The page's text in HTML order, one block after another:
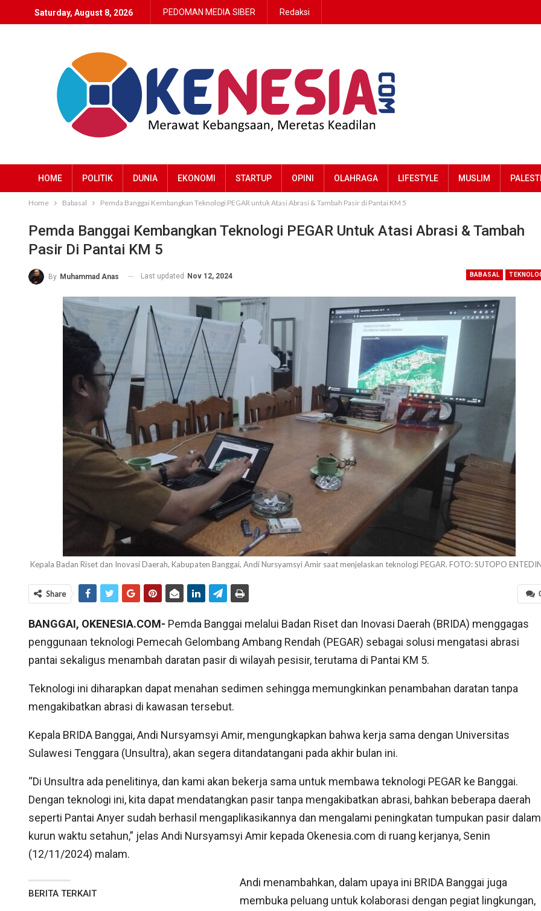
Saturday, August 8, 2026 PEDOMAN MEDIA SIBER Redaksi
HOME POLITIK DUNIA EKONOMI STARTUP OPINI OLAHRAGA LIFESTYLE MUSLIM
Home Babasal Pemda Banggai Kembangkan Teknologi PEGAR untuk Atasi Abrasi & Tambah Pasir di Pantai KM 5
Pemda Banggai Kembangkan Teknologi PEGAR Untuk Atasi Abrasi & Tambah
Pasir Di Pantai KM 5
BABASAL
By Muhammad Anas Last updated Nov 12, 2024
Kepala Badan Riset dan Inovasi Daerah, Kabupaten Banggai, Andi Nursyamsyi Amir saat menjelaskan teknologi PEGAR. FOTO: SUTOPO
Share
BANGGAI, OKENESIA.COM- Pemda Banggai melalui Badan Riset dan Inovasi Daerah (BRIDA) menggagas
penggunaan teknologi Pemecah Gelombang Ambang Rendah (PEGAR) sebagai solusi mengatasi abrasi
pantai sekaligus menambah daratan pasir di wilayah pesisir, terutama di Pantai KM 5.
Teknologi ini diharapkan dapat menahan sedimen sehingga memungkinkan penambahan daratan tanpa
mengakibatkan abrasi di kawasan tersebut.
Kepala BRIDA Banggai, Andi Nursyamsyi Amir, mengungkapkan bahwa kerja sama dengan Universitas
Sulawesi Tenggara (Unsultra), akan segera ditandatangani pada akhir bulan ini.
“Di Unsultra ada penelitinya, dan kami akan bekerja sama untuk membawa teknologi PEGAR ke Banggai.
Dengan teknologi ini, kita dapat mendatangkan pasir tanpa mengakibatkan abrasi, bahkan beberapa daerah
seperti Pantai Anyer sudah berhasil mengaplikasikannya dan mengalami peningkatan tumpukan pasir dalam
kurun waktu setahun,” jelas Andi Nursyamsyi Amir kepada Okenesia.com di ruang kerjanya, Senin
(12/11/2024) malam.
BERITA TERKAIT
Andi menambahkan, dalam upaya ini BRIDA Banggai juga
membuka peluang untuk kolaborasi dengan pegiat lingkungan,